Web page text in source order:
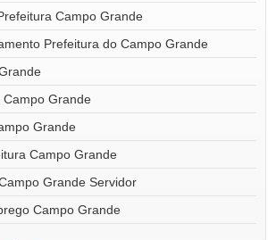
Campo Grande
Prefeitura do Campo Grande
Campo Grande
Grande
Campo Grande
Grande Servidor
Campo Grande